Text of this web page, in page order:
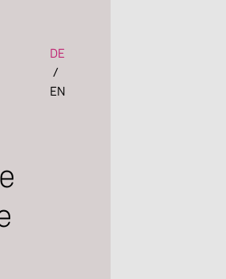
Set the language of the page
DE
/
EN